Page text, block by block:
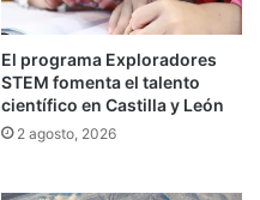
El programa Exploradores
STEM fomenta el talento
científico en Castilla y León
2 agosto, 2026